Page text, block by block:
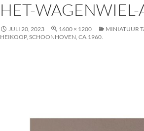
HET-
JULI 20, 2023 1600 × 1200
MINIATUUR
HEIKOOP, SCHOONHOVEN, CA.1960.